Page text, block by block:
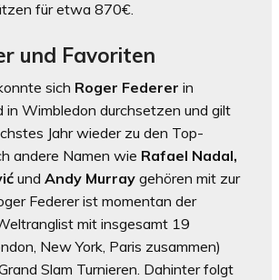
für etwa 870€.
und Favoriten
sich Roger Federer in
in Wimbledon durchsetzen und gilt
Jahr wieder zu den Top-
andere Namen wie Rafael Nadal,
und Andy Murray gehören mit zur
Federer ist momentan der
mit insgesamt 19
New York, Paris zusammen)
Slam Turnieren. Dahinter folgt